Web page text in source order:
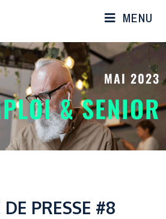
MENU
MAI 2023
& SENIOR
DE PRESSE #8